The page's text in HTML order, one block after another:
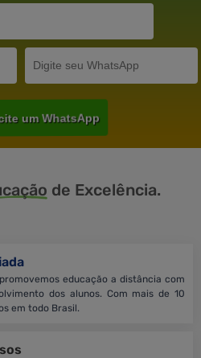
um WhatsApp
de Excelência.
educação a distância com
dos alunos. Com mais de 10
em todo Brasil.